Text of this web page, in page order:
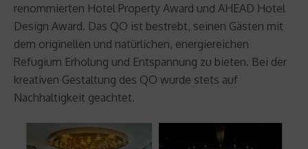
renommierten Hotel Property Award und AHEAD Hotel
Design Award. Das QO ist bestrebt, seinen Gästen mit
dem originellen und natürlichen, energiereichen
Refugium Erholung und Entspannung zu bieten. Bei der
kreativen Gestaltung des QO wurde stets auf
Nachhaltigkeit geachtet.